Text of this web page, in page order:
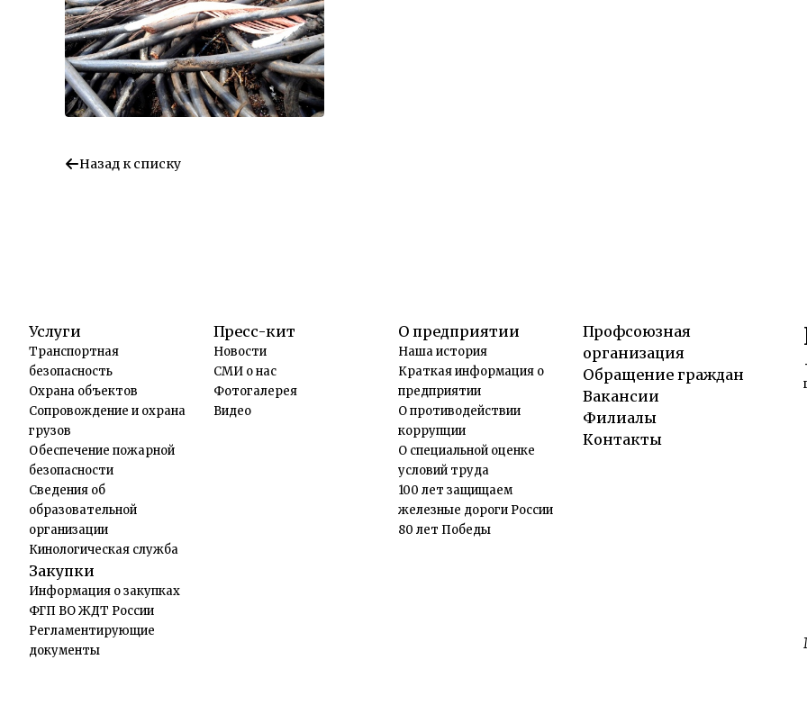
Назад к списку
Услуги
Транспортная
безопасность
Охрана объектов
Сопровождение и охрана
грузов
Обеспечение пожарной
безопасности
Сведения об
образовательной
организации
Кинологическая служба
Закупки
Информация о закупках
ФГП ВО ЖДТ России
Регламентирующие
документы
Пресс-кит
Новости
СМИ о нас
Фотогалерея
Видео
О предприятии
Наша история
Краткая информация о
предприятии
О противодействии
коррупции
О специальной оценке
условий труда
100 лет защищаем
железные дороги России
80 лет Победы
Профсоюзная
организация
Обращение граждан
Вакансии
Филиалы
Контакты